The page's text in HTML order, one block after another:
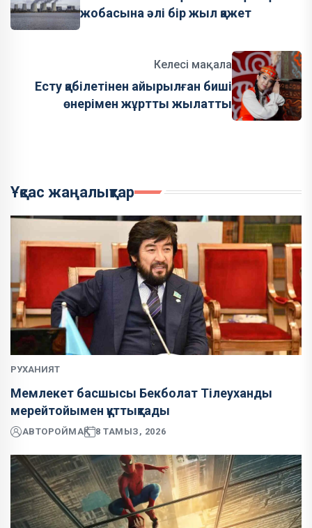
жобасына әлі бір жыл қажет
Келесі мақала
Есту қабілетінен айырылған биші
өнерімен жұртты жылатты
Ұқсас жаңалықтар
РУХАНИЯТ
Мемлекет басшысы Бекболат Тілеуханды
мерейтойымен құттықтады
АВТОРОЙМАҚ 8 ТАМЫЗ, 2026